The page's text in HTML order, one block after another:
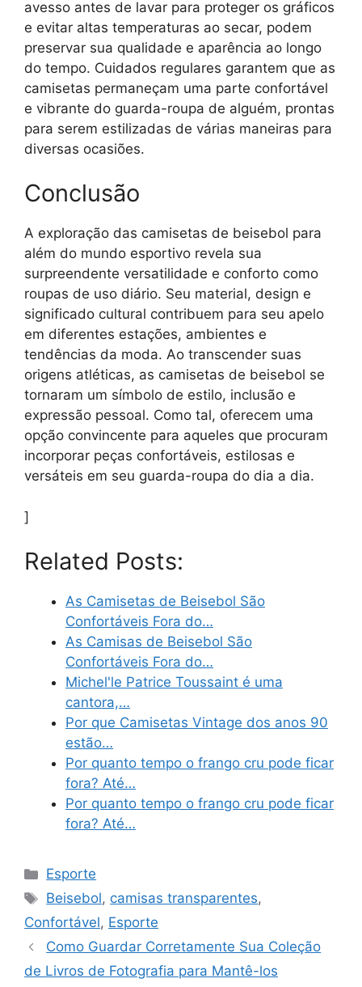
avesso antes de lavar para proteger os gráficos
e evitar altas temperaturas ao secar, podem
preservar sua qualidade e aparência ao longo
do tempo. Cuidados regulares garantem que as
camisetas permaneçam uma parte confortável
e vibrante do guarda-roupa de alguém, prontas
para serem estilizadas de várias maneiras para
diversas ocasiões.
Conclusão
A exploração das camisetas de beisebol para
além do mundo esportivo revela sua
surpreendente versatilidade e conforto como
roupas de uso diário. Seu material, design e
significado cultural contribuem para seu apelo
em diferentes estações, ambientes e
tendências da moda. Ao transcender suas
origens atléticas, as camisetas de beisebol se
tornaram um símbolo de estilo, inclusão e
expressão pessoal. Como tal, oferecem uma
opção convincente para aqueles que procuram
incorporar peças confortáveis, estilosas e
versáteis em seu guarda-roupa do dia a dia.
]
Related Posts:
As Camisetas de Beisebol São
Confortáveis Fora do…
As Camisas de Beisebol São
Confortáveis Fora do…
Michel'le Patrice Toussaint é uma
cantora,…
Por que Camisetas Vintage dos anos 90
estão…
Por quanto tempo o frango cru pode ficar
fora? Até…
Por quanto tempo o frango cru pode ficar
fora? Até…
Categories
Esporte
Tags
Beisebol, camisas transparentes,
Confortável, Esporte
Como Guardar Corretamente Sua Coleção
de Livros de Fotografia para Mantê-los